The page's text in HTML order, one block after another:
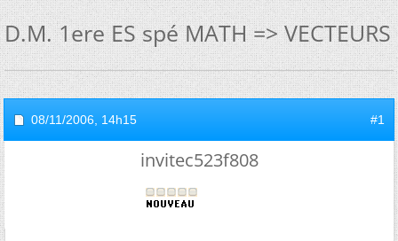
D.M. 1ere ES spé MATH => VECTEURS
08/11/2006, 14h15 #1
invitec523f808